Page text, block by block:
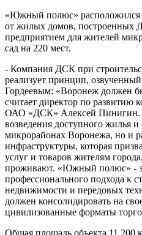
«Южный полюс» расположился
от жилых домов, построенных
предприятием для жителей
сад на 220 мест.
- Компания ДСК при
реализует принцип,
Гордеевым: «Воронеж должен
считает директор по развитию
ОАО «ДСК» Алексей Пинигин. -
возведения доступного жилья
микрорайонах Воронежа, но и
инфраструктуры, которая
услуг и товаров жителям
проживают. «Южный полюс» -
профессионального подхода к
недвижимости и передовых
должен консолидировать на
цивилизованные форматы
Общая площадь объекта 11 200